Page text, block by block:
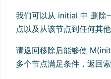
我们可以从 initial 中 删除
点以及从该节点到任何其
请返回移除后能够使
多个节点满足条件，返回